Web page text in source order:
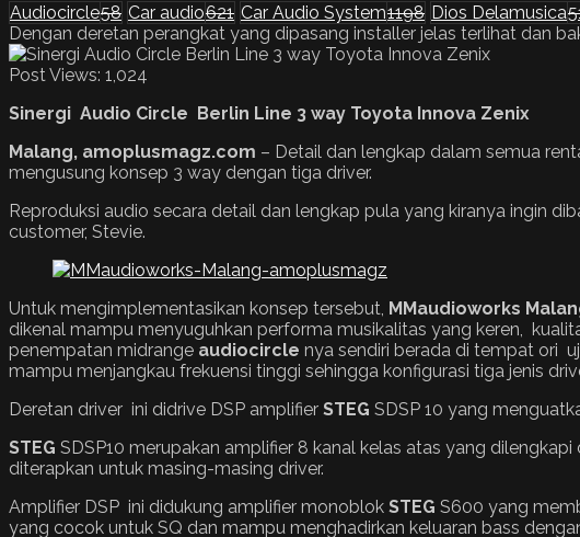
Audiocircle58 Car audio621 Car Audio System1198 Dios Delamusica
Dengan deretan perangkat yang dipasang installer jelas terlihat dan
Post Views: 1,024
Sinergi Audio Circle Berlin Line 3 way Toyota Innova Zenix
Malang, amoplusmagz.com – Detail dan lengkap dalam semua
mengusung konsep 3 way dengan tiga driver.
Reproduksi audio secara detail dan lengkap pula yang kiranya ingin
customer, Stevie.
Untuk mengimplementasikan konsep tersebut, MMaudioworks
dikenal mampu menyuguhkan performa musikalitas yang keren,
penempatan midrange audiocircle nya sendiri berada di tempat ori
mampu menjangkau frekuensi tinggi sehingga konfigurasi tiga jenis
Deretan driver ini didrive DSP amplifier STEG SDSP 10 yang
STEG SDSP10 merupakan amplifier 8 kanal kelas atas yang
diterapkan untuk masing-masing driver.
Amplifier DSP ini didukung amplifier monoblok STEG S600 yang
yang cocok untuk SQ dan mampu menghadirkan keluaran bass